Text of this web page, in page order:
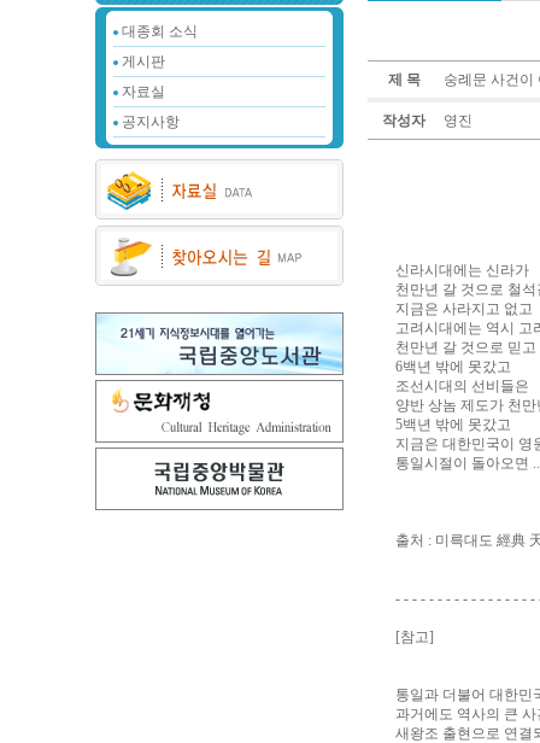
대종회 소식
게시판
자료실
공지사항
제 목 숭례문 사건이
작성자 영진
신라시대에는 신라가
천만년 갈 것으로 철
지금은 사라지고 없고
고려시대에는 역시 고
천만년 갈 것으로 믿
6백년 밖에 못갔고
조선시대의 선비들은
양반 상놈 제도가 천
5백년 밖에 못갔고
지금은 대한민국이 영
통일시절이 돌아오면
출처 : 미륵대도 經典
- - - - - - - - - - - - - - - - -
[참고]
통일과 더불어 대한민
과거에도 역사의 큰 사
새왕조 출현으로 연결